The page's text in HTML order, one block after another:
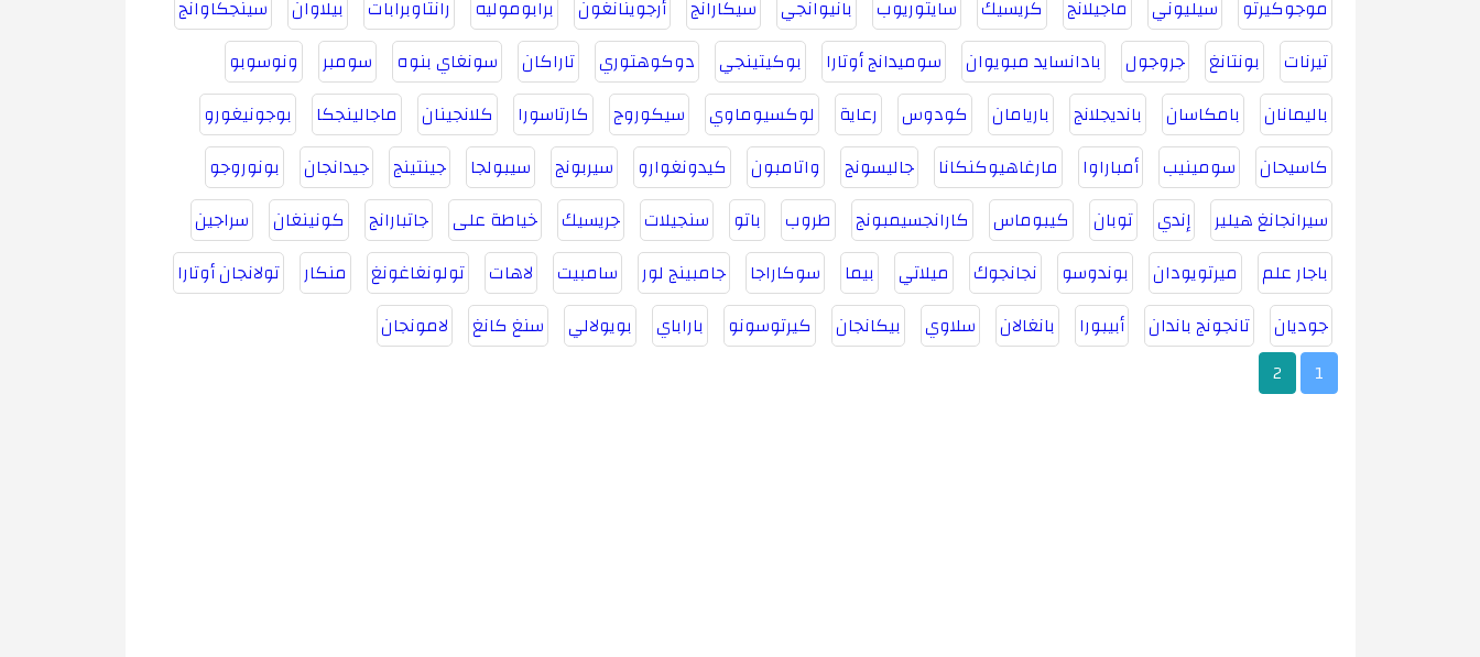
موجوكيرتو
سيليوني ماجيلانج كريسيك سايتوريوب بانيوانجي سيكارانج أرجوينانغون برابوموليه رانتاوبرابات بيلاوان
سينجكاوانج
تيرنات
بونتانغ جروجول بادانسايد مبويوان سوميدانج أوتارا بوكيتينجي دوكوهتوري تاراكان سونغاي بنوه سومبر
ونوسوبو
باليمانان
بامكاسان بانديجلانج باريامان كودوس رعاية لوكسيوماوي سيكوروج كارتاسورا كلانجينان ماجالينجكا
بوجونيغورو
كاسيحان
سومينيب أمباراوا مارغاهيوكنكانا جاليسونج واتامبون كيدونغوارو سيربونج سيبولجا جينتينج جيدانجان
بونوروجو
سيرانجانغ هيلير
إندي توبان كيبوماس كارانجسيمبونج طروب باتو سنجيلات جريسيك خياطة على جاتبارانج كونينغان
سراجين
باجار علم
ميرتويودان بوندوسو نجانجوك ميلاتي بيما سوكاراجا جامبينج لور سامبيت لاهات تولونغاغونغ منكار
تولانجان أوتارا
جوديان
تانجونج باندان أبيبورا بانغالان سلاوي بيكانجان كيرتوسونو باراباي بويولالي سنغ كانغ
لامونجان
1
2